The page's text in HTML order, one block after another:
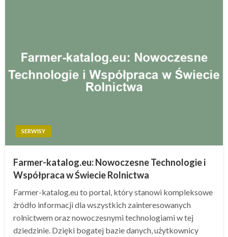
SERWISY
Farmer-katalog.eu: Nowoczesne Technologie i
Współpraca w Świecie Rolnictwa
Farmer-katalog.eu to portal, który stanowi kompleksowe
źródło informacji dla wszystkich zainteresowanych
rolnictwem oraz nowoczesnymi technologiami w tej
dziedzinie. Dzięki bogatej bazie danych, użytkownicy